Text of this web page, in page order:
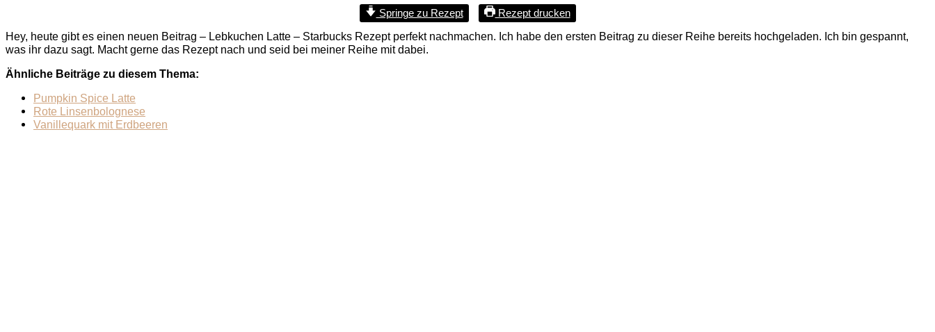
Springe zu Rezept Rezept drucken
Hey, heute gibt es einen neuen Beitrag – Lebkuchen Latte – Starbucks Rezept perfekt nachmachen. Ich habe den ersten Beitrag zu dieser Reihe bereits hochgeladen. Ich bin gespannt,
was ihr dazu sagt. Macht gerne das Rezept nach und seid bei meiner Reihe mit dabei.
Ähnliche Beiträge zu diesem Thema:
Pumpkin Spice Latte
Rote Linsenbolognese
Vanillequark mit Erdbeeren